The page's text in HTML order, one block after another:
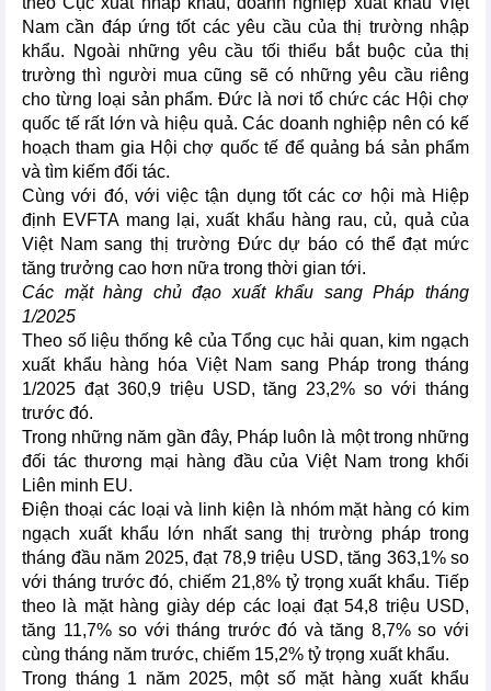
Nam cần đáp ứng tốt các yêu cầu của thị trường nhập
khẩu. Ngoài những yêu cầu tối thiểu bắt buộc của thị
trường thì người mua cũng sẽ có những yêu cầu riêng
cho từng loại sản phẩm. Đức là nơi tổ chức các Hội chợ
quốc tế rất lớn và hiệu quả. Các doanh nghiệp nên có kế
hoạch tham gia Hội chợ quốc tế để quảng bá sản phẩm
và tìm kiếm đối tác.
Cùng với đó, với việc tận dụng tốt các cơ hội mà Hiệp
định EVFTA mang lại, xuất khẩu hàng rau, củ, quả của
Việt Nam sang thị trường Đức dự báo có thể đạt mức
tăng trưởng cao hơn nữa trong thời gian tới.
Các mặt hàng chủ đạo xuất khẩu sang Pháp tháng
1/2025
Theo số liệu thống kê của Tổng cục hải quan, kim ngạch
xuất khẩu hàng hóa Việt Nam sang Pháp trong tháng
1/2025 đạt 360,9 triệu USD, tăng 23,2% so với tháng
trước đó.
Trong những năm gần đây, Pháp luôn là một trong những
đối tác thương mại hàng đầu của Việt Nam trong khối
Liên minh EU.
Điện thoại các loại và linh kiện là nhóm mặt hàng có kim
ngạch xuất khẩu lớn nhất sang thị trường pháp trong
tháng đầu năm 2025, đạt 78,9 triệu USD, tăng 363,1% so
với tháng trước đó, chiếm 21,8% tỷ trọng xuất khẩu. Tiếp
theo là mặt hàng giày dép các loại đạt 54,8 triệu USD,
tăng 11,7% so với tháng trước đó và tăng 8,7% so với
cùng tháng năm trước, chiếm 15,2% tỷ trọng xuất khẩu.
Trong tháng 1 năm 2025, một số mặt hàng xuất khẩu